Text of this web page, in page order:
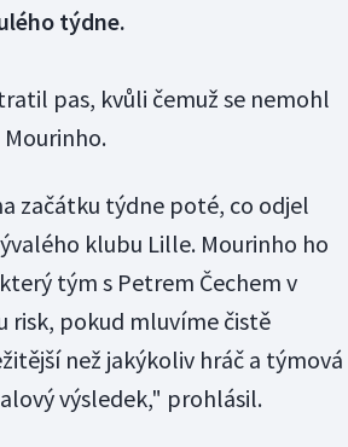
týdne.
pas, kvůli čemuž se nemohl
začátku týdne poté, co odjel
klubu Lille. Mourinho ho
tým s Petrem Čechem v
risk, pokud mluvíme čistě
než jakýkoliv hráč a týmová
výsledek," prohlásil.